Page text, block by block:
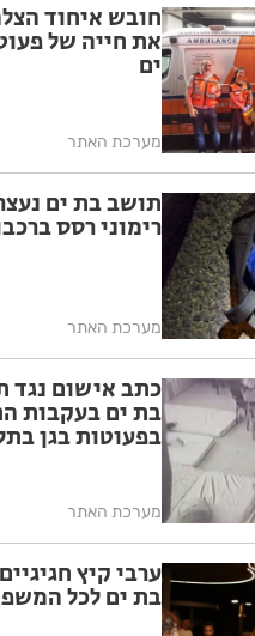
חובש איחוד
את חייה של
ים
מערכת האתר
רימוני רסס
מערכת האתר
כתב אישום נגד
בת ים בעקבות
בפעוטות בגן
מערכת האתר
ערבי קיץ
בת ים לכל